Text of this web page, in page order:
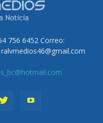
756 6452 Correo: